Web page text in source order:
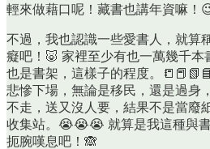
輕來做藉口呢！藏書也講年資嘛！
不過，我也認識一些愛書人，就算
癡吧！🐷 家裡至少有也一萬幾千本
也是書架，這樣子的程度。
悲慘下場，無論是移民，還是過身
不走，送又沒人要，結果不是當廢
收集站。😭😭😭 就算是我這種與
扼腕嘆息吧！🙈